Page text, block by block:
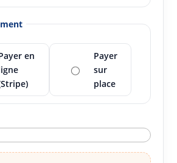
en
Payer
sur
place